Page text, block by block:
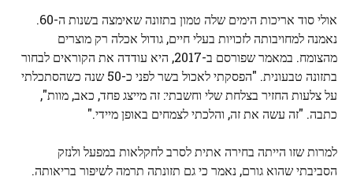
אולי סוד אריכות הימים שלה טמון בתזונה שאימצה בשנות ה-60.
נאמנה למחויבותה לזכויות בעלי חיים, גודול אכלה רק מוצרים
מהצומח. במאמר שפורסם ב-2017, היא עודדה את הקוראים לבחור
בתזונה טבעונית. "הפסקתי לאכול בשר לפני כ-50 שנה כשהסתכלתי
על צלעות החזיר בצלחת שלי וחשבתי: זה מייצג פחד, כאב, מוות",
כתבה. "זה עשה את זה, והלכתי לצמחים באופן מיידי."
למרות שזו הייתה בחירה אתית לסרב לחקלאות במפעל ולנזק
הסביבתי שהוא גורם, נאמר כי גם תזונתה תרמה לשיפור בריאותה.